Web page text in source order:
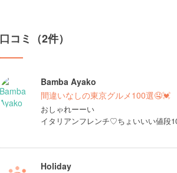
口コミ（2件）
Bamba Ayako
間違いなしの東京グルメ100選🤤💓
おしゃれーーい
イタリアンフレンチ♡ちょいいい値段
Holiday